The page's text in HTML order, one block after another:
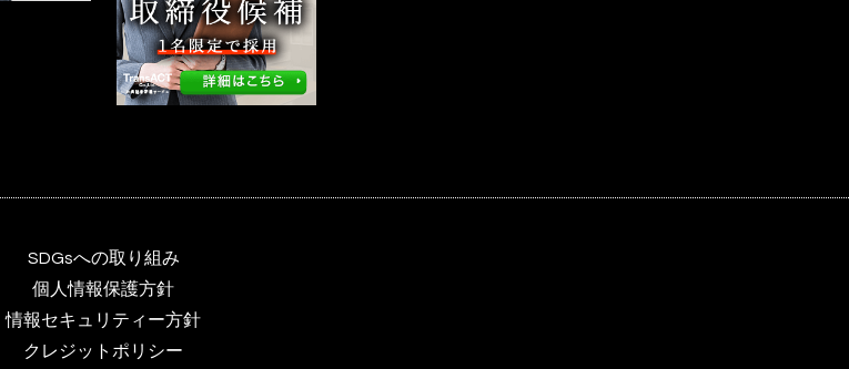
SDGsへの取り組み
個人情報保護方針
情報セキュリティー方針
クレジットポリシー